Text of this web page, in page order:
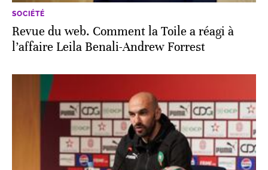
SOCIÉTÉ
Revue du web. Comment la Toile a réagi à
l’affaire Leila Benali-Andrew Forrest